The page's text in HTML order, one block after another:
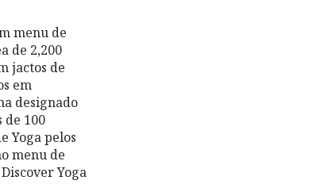
menu de
de 2,200
jactos de
em
designado
100
Yoga pelos
menu de
Yoga